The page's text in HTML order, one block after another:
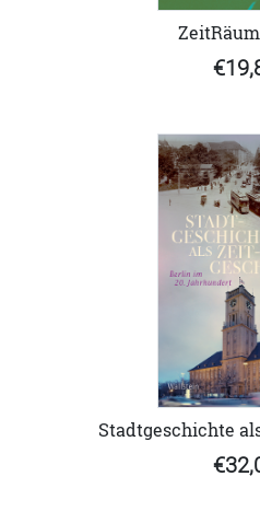
Stadtgeschichte